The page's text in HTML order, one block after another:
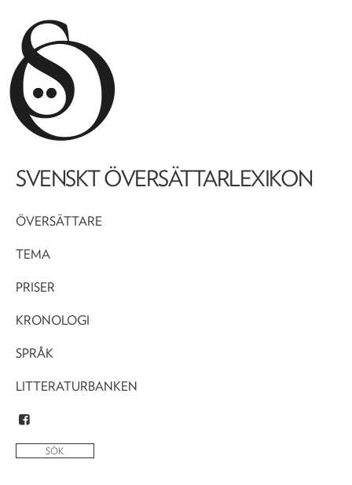
SVENSKT ÖVERSÄTTARLEXIKON
ÖVERSÄTTARE
TEMA
PRISER
KRONOLOGI
SPRÅK
LITTERATURBANKEN